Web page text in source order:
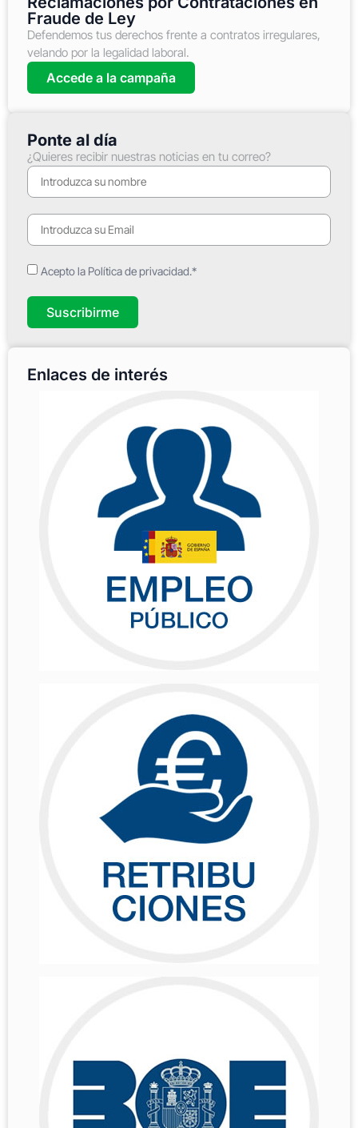
Fraude de Ley
Defendemos tus derechos frente a contratos irregulares,
velando por la legalidad laboral.
Accede a la campaña
Ponte al día
¿Quieres recibir nuestras noticias en tu correo?
Acepto la Política de privacidad.*
Suscribirme
Enlaces de interés